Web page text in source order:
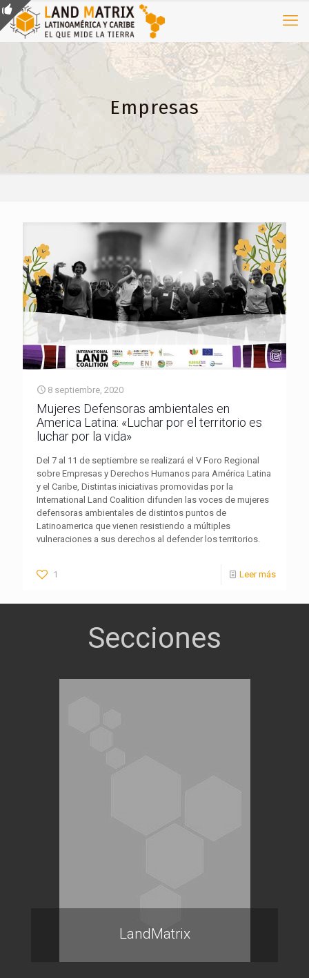
Empresas
8 septiembre, 2020
Mujeres Defensoras ambientales en
America Latina: «Luchar por el territorio es
luchar por la vida»
Del 7 al 11 de septiembre se realizará el V Foro Regional
sobre Empresas y Derechos Humanos para América Latina
y el Caribe, Distintas iniciativas promovidas por la
International Land Coalition difunden las voces de mujeres
defensoras ambientales de distintos puntos de
Latinoamerica que vienen resistiendo a múltiples
vulneraciones a sus derechos al defender los territorios.
1 Leer más
LandMatrix